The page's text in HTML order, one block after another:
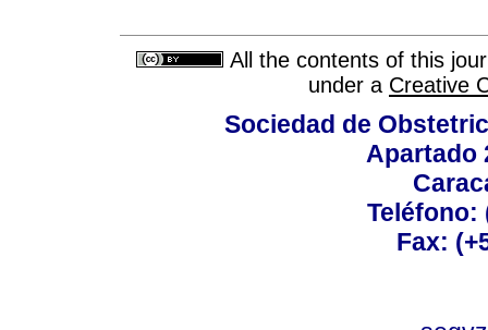
All the contents of this
under a Creative
Sociedad de
Apartado
Teléfono:
Fax: